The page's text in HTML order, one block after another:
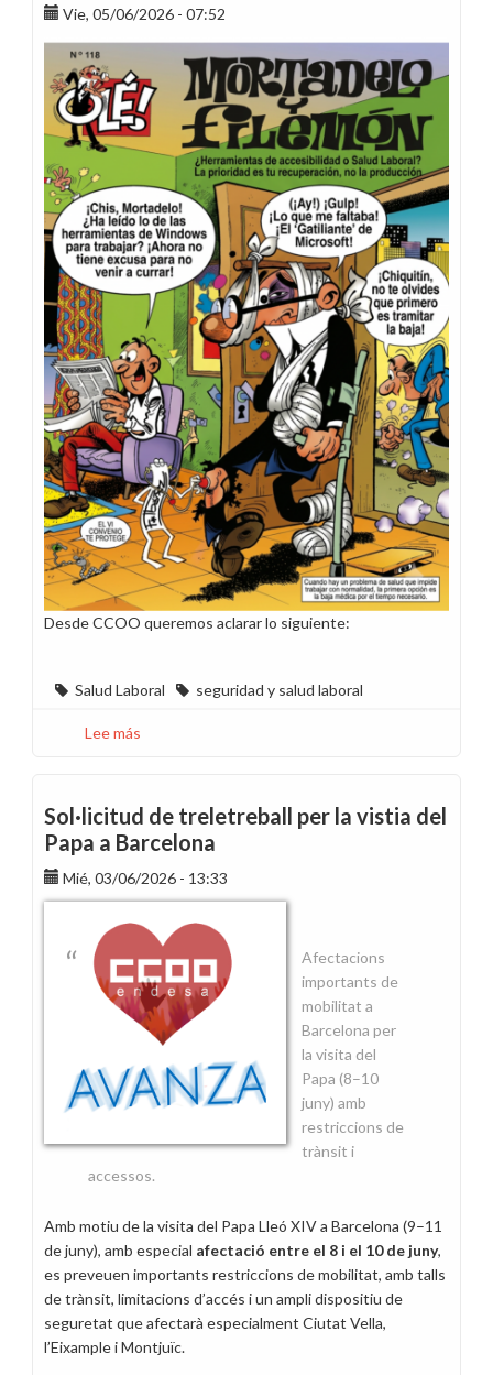
Memoria
de
Endesa
de
2025
demuestran
la
pérdida
de
poder
adquisitivo
Vie, 05/06/2026 - 07:52
Desde CCOO queremos aclarar lo siguiente:
Salud Laboral seguridad y salud laboral
Lee más
opción
es
la
baja
médica
por
tiempo
necesario
Sol·licitud de treletreball per la vistia del
Papa a Barcelona
Mié, 03/06/2026 - 13:33
Afectacions
importants de
mobilitat a
Barcelona per
la visita del
Papa (8–10
juny) amb
restriccions de
trànsit i
accessos.
Amb motiu de la visita del Papa Lleó XIV a Barcelona (9–11
de juny), amb especial afectació entre el 8 i el 10 de juny,
es preveuen importants restriccions de mobilitat, amb talls
de trànsit, limitacions d’accés i un ampli dispositiu de
seguretat que afectarà especialment Ciutat Vella,
l’Eixample i Montjuïc.